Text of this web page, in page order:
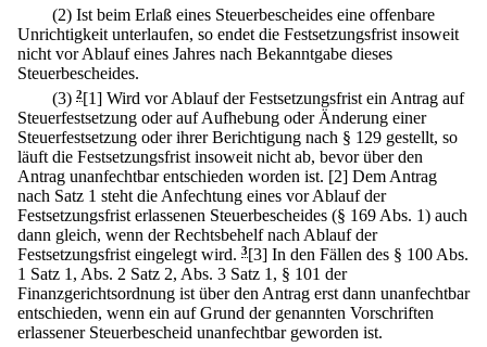
(2) Ist beim Erlaß eines Steuerbescheides eine offenbare
Unrichtigkeit unterlaufen, so endet die Festsetzungsfrist insoweit
nicht vor Ablauf eines Jahres nach Bekanntgabe dieses
Steuerbescheides.
(3) 2[1] Wird vor Ablauf der Festsetzungsfrist ein Antrag auf
Steuerfestsetzung oder auf Aufhebung oder Änderung einer
Steuerfestsetzung oder ihrer Berichtigung nach § 129 gestellt, so
läuft die Festsetzungsfrist insoweit nicht ab, bevor über den
Antrag unanfechtbar entschieden worden ist. [2] Dem Antrag
nach Satz 1 steht die Anfechtung eines vor Ablauf der
Festsetzungsfrist erlassenen Steuerbescheides (§ 169 Abs. 1) auch
dann gleich, wenn der Rechtsbehelf nach Ablauf der
Festsetzungsfrist eingelegt wird. 3[3] In den Fällen des § 100 Abs.
1 Satz 1, Abs. 2 Satz 2, Abs. 3 Satz 1, § 101 der
Finanzgerichtsordnung ist über den Antrag erst dann unanfechtbar
entschieden, wenn ein auf Grund der genannten Vorschriften
erlassener Steuerbescheid unanfechtbar geworden ist.